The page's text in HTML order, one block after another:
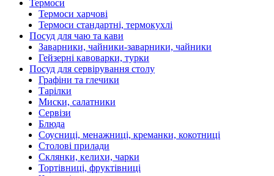
Термоси
Термоси харчові
Термоси стандартні, термокухлі
Посуд для чаю та кави
Заварники, чайники-заварники, чайники
Гейзерні кавоварки, турки
Посуд для сервірування столу
Графіни та глечики
Тарілки
Миски, салатники
Сервізи
Блюда
Соусниці, менажниці, креманки, кокотниці
Столові прилади
Склянки, келихи, чарки
Тортівниці, фруктівниці